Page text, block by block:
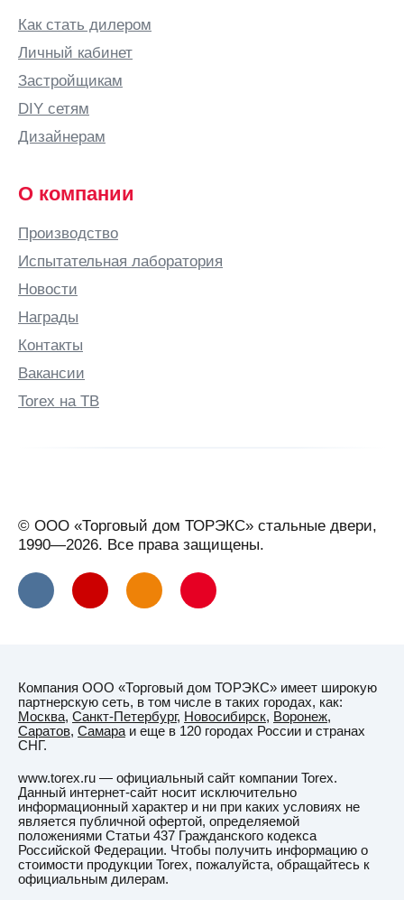
Как стать дилером
Личный кабинет
Застройщикам
DIY сетям
Дизайнерам
О компании
Производство
Испытательная лаборатория
Новости
Награды
Контакты
Вакансии
Torex на ТВ
© ООО «Торговый дом ТОРЭКС» стальные двери,
1990—2026. Все права защищены.
Компания ООО «Торговый дом ТОРЭКС» имеет широкую
партнерскую сеть, в том числе в таких городах, как:
Москва, Санкт-Петербург, Новосибирск, Воронеж,
Саратов, Самара и еще в 120 городах России и странах
СНГ.
www.torex.ru — официальный сайт компании Torex.
Данный интернет-сайт носит исключительно
информационный характер и ни при каких условиях не
является публичной офертой, определяемой
положениями Статьи 437 Гражданского кодекса
Российской Федерации. Чтобы получить информацию о
стоимости продукции Torex, пожалуйста, обращайтесь к
официальным дилерам.